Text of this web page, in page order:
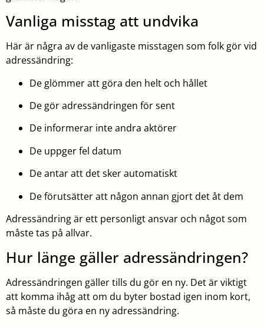
Vanliga misstag att undvika
Här är några av de vanligaste misstagen som folk gör vid
adressändring:
De glömmer att göra den helt och hållet
De gör adressändringen för sent
De informerar inte andra aktörer
De uppger fel datum
De antar att det sker automatiskt
De förutsätter att någon annan gjort det åt dem
Adressändring är ett personligt ansvar och något som
måste tas på allvar.
Hur länge gäller adressändringen?
Adressändringen gäller tills du gör en ny. Det är viktigt
att komma ihåg att om du byter bostad igen inom kort,
så måste du göra en ny adressändring.